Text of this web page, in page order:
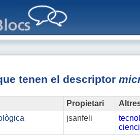
tenen el descriptor
Propietari
jsanfeli